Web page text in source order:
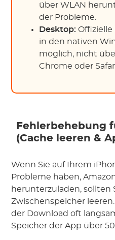
über WLAN
der Probleme.
Desktop: Offizielle
in den nativen
möglich, nicht
Chrome oder
Fehlerbehebung
(Cache leeren &
Wenn Sie auf Ihrem
Probleme haben,
herunterzuladen, sollten
Zwischenspeicher
der Download oft
Speicher der App über